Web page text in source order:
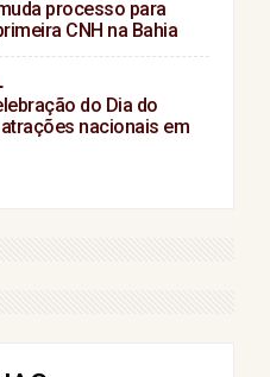
processo para
CNH na Bahia
do Dia do
nacionais em